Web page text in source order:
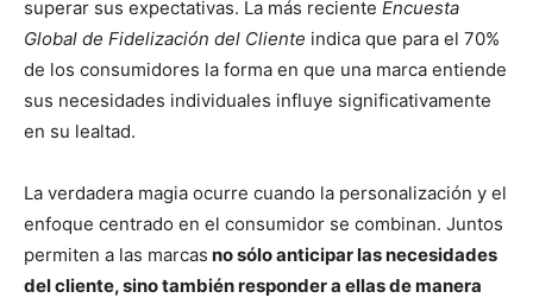
superar sus expectativas. La más reciente Encuesta
Global de Fidelización del Cliente indica que para el 70%
de los consumidores la forma en que una marca entiende
sus necesidades individuales influye significativamente
en su lealtad.
La verdadera magia ocurre cuando la personalización y el
enfoque centrado en el consumidor se combinan. Juntos
permiten a las marcas no sólo anticipar las necesidades
del cliente, sino también responder a ellas de manera